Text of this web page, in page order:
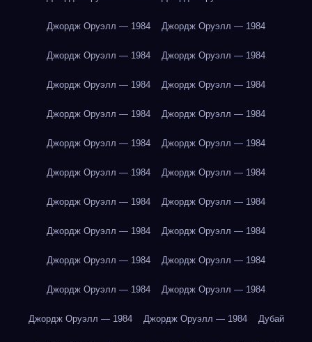
Джордж Оруэлл — 1984 Джордж Оруэлл — 1984
Джордж Оруэлл — 1984 Джордж Оруэлл — 1984
Джордж Оруэлл — 1984 Джордж Оруэлл — 1984
Джордж Оруэлл — 1984 Джордж Оруэлл — 1984
Джордж Оруэлл — 1984 Джордж Оруэлл — 1984
Джордж Оруэлл — 1984 Джордж Оруэлл — 1984
Джордж Оруэлл — 1984 Джордж Оруэлл — 1984
Джордж Оруэлл — 1984 Джордж Оруэлл — 1984
Джордж Оруэлл — 1984 Джордж Оруэлл — 1984
Джордж Оруэлл — 1984 Джордж Оруэлл — 1984
Джордж Оруэлл — 1984 Джордж Оруэлл — 1984 Дубай